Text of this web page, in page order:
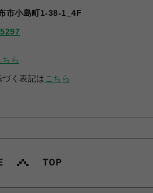
市小島町1-38-1_4F
ちら
く表記は こちら